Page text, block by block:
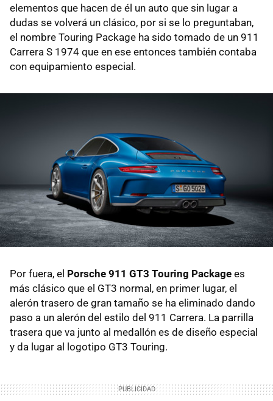
elementos que hacen de él un auto que sin lugar a
dudas se volverá un clásico, por si se lo preguntaban,
el nombre Touring Package ha sido tomado de un 911
Carrera S 1974 que en ese entonces también contaba
con equipamiento especial.
Por fuera, el Porsche 911 GT3 Touring Package es
más clásico que el GT3 normal, en primer lugar, el
alerón trasero de gran tamaño se ha eliminado dando
paso a un alerón del estilo del 911 Carrera. La parrilla
trasera que va junto al medallón es de diseño especial
y da lugar al logotipo GT3 Touring.